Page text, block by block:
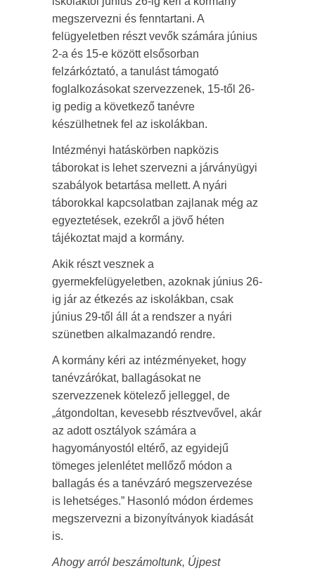
megszervezni és fenntartani. A
felügyeletben részt vevők számára június
2-a és 15-e között elsősorban
felzárkóztató, a tanulást támogató
foglalkozásokat szervezzenek, 15-től 26-
ig pedig a következő tanévre
készülhetnek fel az iskolákban.
Intézményi hatáskörben napközis
táborokat is lehet szervezni a járványügyi
szabályok betartása mellett. A nyári
táborokkal kapcsolatban zajlanak még az
egyeztetések, ezekről a jövő héten
tájékoztat majd a kormány.
Akik részt vesznek a
gyermekfelügyeletben, azoknak június 26-
ig jár az étkezés az iskolákban, csak
június 29-től áll át a rendszer a nyári
szünetben alkalmazandó rendre.
A kormány kéri az intézményeket, hogy
tanévzárókat, ballagásokat ne
szervezzenek kötelező jelleggel, de
„átgondoltan, kevesebb résztvevővel, akár
az adott osztályok számára a
hagyományostól eltérő, az egyidejű
tömeges jelenlétet mellőző módon a
ballagás és a tanévzáró megszervezése
is lehetséges.” Hasonló módon érdemes
megszervezni a bizonyítványok kiadását
is.
Ahogy arról beszámoltunk, Újpest